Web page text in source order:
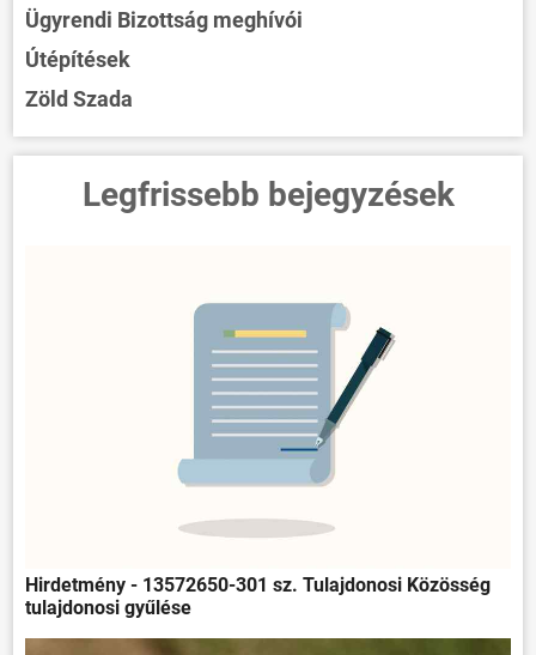
ÖNKORMÁNYZAT
ÜGYINTÉZÉS
Ügyrendi Bizottság meghívói
Útépítések
Zöld Szada
Legfrissebb bejegyzések
Hirdetmény - 13572650-301 sz. Tulajdonosi Közösség
tulajdonosi gyűlése